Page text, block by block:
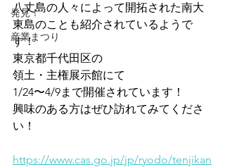
発見！
産業まつり
八丈島の人々によって開拓された南大
東島のことも紹介されているようで
す！
東京都千代田区の
領土・主権展示館にて
1/24〜4/9まで開催されています！
興味のある方はぜひ訪れてみてくださ
い！
https://www.cas.go.jp/jp/ryodo/tenjikan